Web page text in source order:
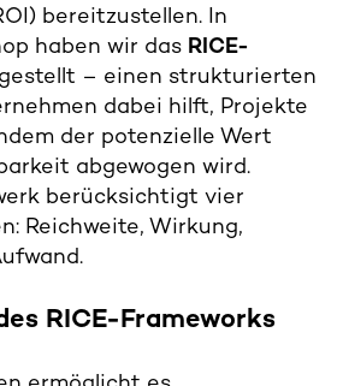
bereitzustellen. In
haben wir das RICE-
– einen strukturierten
dabei hilft, Projekte
der potenzielle Wert
abgewogen wird.
berücksichtigt vier
Reichweite, Wirkung,
RICE-Frameworks